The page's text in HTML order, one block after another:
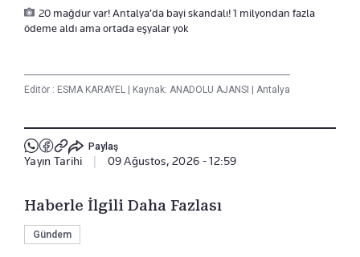
20 mağdur var! Antalya’da bayi skandalı! 1 milyondan fazla
ödeme aldı ama ortada eşyalar yok
Editör : ESMA KARAYEL | Kaynak: ANADOLU AJANSI | Antalya
Paylaş
Yayın Tarihi 09 Ağustos, 2026 - 12:59
Haberle İlgili Daha Fazlası
Gündem